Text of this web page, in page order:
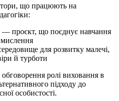
що працюють на
— проєкт, що поєднує навчання
для розвитку малечі,
й турботи
ролі виховання в
підходу до
особистості.